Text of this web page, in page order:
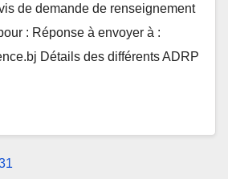
de demande de renseignement
: Réponse à envoyer à :
Détails des différents ADRP